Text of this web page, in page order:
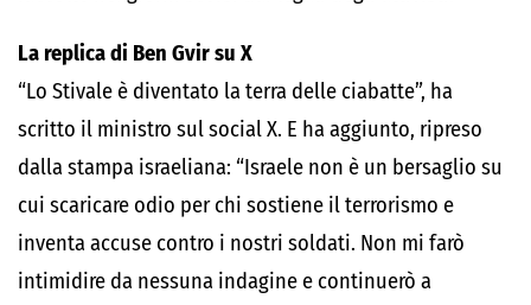
La replica di Ben Gvir su X
“Lo Stivale è diventato la terra delle ciabatte”, ha
scritto il ministro sul social X. E ha aggiunto, ripreso
dalla stampa israeliana: “Israele non è un bersaglio su
cui scaricare odio per chi sostiene il terrorismo e
inventa accuse contro i nostri soldati. Non mi farò
intimidire da nessuna indagine e continuerò a